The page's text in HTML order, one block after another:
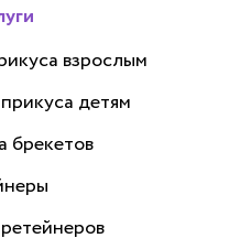
взрослым
детям
брекетов